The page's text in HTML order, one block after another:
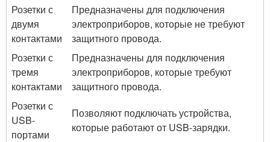
Розетки с
двумя
контактами
Предназначены для подключения
электроприборов, которые не требуют
защитного провода.
Розетки с
тремя
контактами
Предназначены для подключения
электроприборов, которые требуют
защитного провода.
Розетки с
USB-
портами
Позволяют подключать устройства,
которые работают от USB-зарядки.